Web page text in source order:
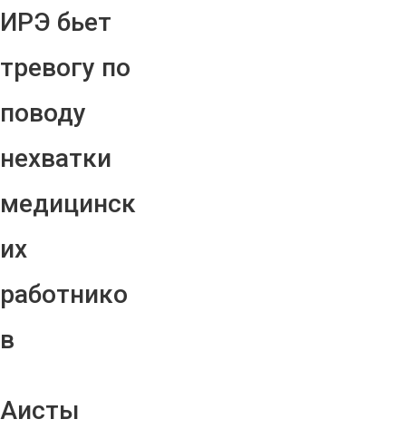
ИРЭ бьет
тревогу по
поводу
нехватки
медицинск
их
работнико
в
Аисты